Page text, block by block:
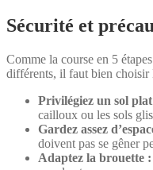
Sécurité et
Comme la course en 5
différents, il faut bien choisir
Privilégiez un sol
cailloux ou les sols
Gardez assez
doivent pas se gêner
Adaptez la brouette :